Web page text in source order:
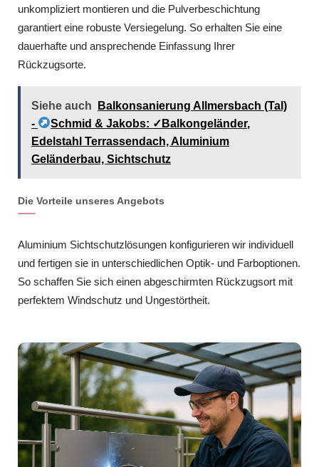
unkompliziert montieren und die Pulverbeschichtung
garantiert eine robuste Versiegelung. So erhalten Sie eine
dauerhafte und ansprechende Einfassung Ihrer
Rückzugsorte.
Siehe auch
Balkonsanierung Allmersbach (Tal)
-
Schmid & Jakobs: ✓Balkongeländer,
Edelstahl Terrassendach, Aluminium
Geländerbau, Sichtschutz
Die Vorteile unseres Angebots
Aluminium Sichtschutzlösungen konfigurieren wir individuell
und fertigen sie in unterschiedlichen Optik- und Farboptionen.
So schaffen Sie sich einen abgeschirmten Rückzugsort mit
perfektem Windschutz und Ungestörtheit.